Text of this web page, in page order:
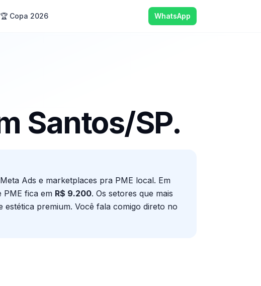
🏆 Copa 2026 WhatsApp
Santos/SP.
Ads e marketplaces pra PME local. Em
PME fica em R$ 9.200. Os setores que mais
estética premium. Você fala comigo direto no